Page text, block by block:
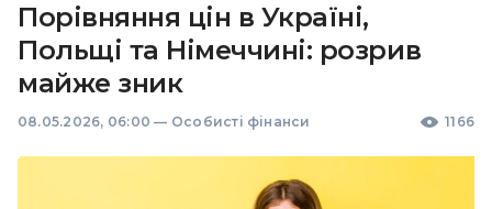
Порівняння цін в Україні,
Польщі та Німеччині: розрив
майже зник
08.05.2026, 06:00 — Особисті фінанси 1166